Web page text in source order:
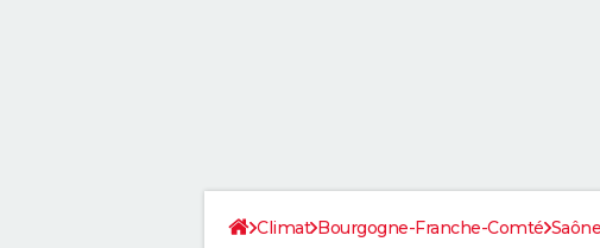
Climat Bourgogne-Franche-Comté